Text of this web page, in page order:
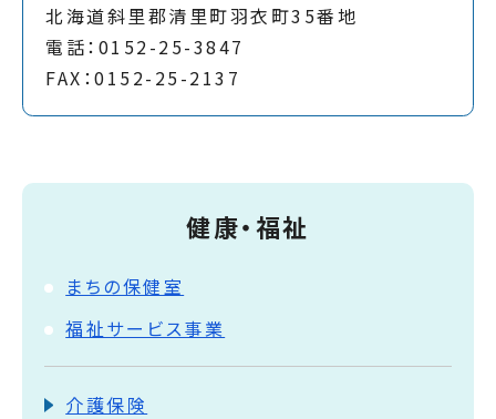
北海道斜里郡清里町羽衣町35番地
電話：0152-25-3847
FAX：0152-25-2137
健康・福祉
まちの保健室
福祉サービス事業
介護保険